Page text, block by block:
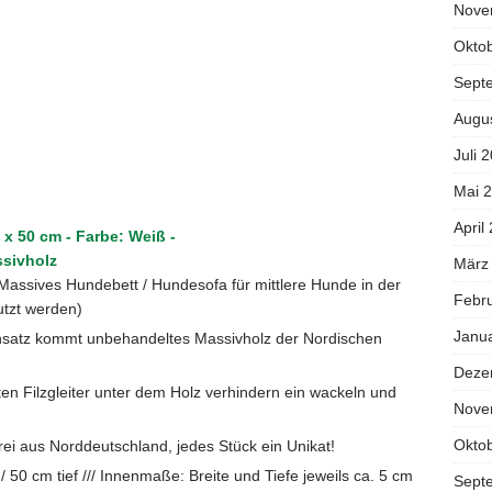
50 cm - Farbe: Weiß -
Hundebett / Hundesofa für mittlere Hunde in der
werden)
kommt unbehandeltes Massivholz der Nordischen
Filzgleiter unter dem Holz verhindern ein wackeln und
aus Norddeutschland, jedes Stück ein Unikat!
cm tief /// Innenmaße: Breite und Tiefe jeweils ca. 5 cm
Juli
Mai
April